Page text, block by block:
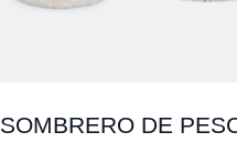
SOMBRERO DE